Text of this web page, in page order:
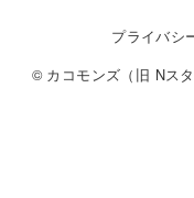
プライバシ
© カコモンズ（旧 Nス